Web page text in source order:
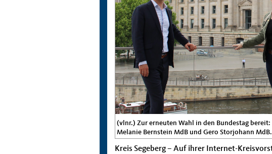
(vlnr.) Zur erneuten Wahl in den Bundestag
Melanie Bernstein MdB und Gero Storjohann MdB.
Kreis Segeberg – Auf ihrer Internet-